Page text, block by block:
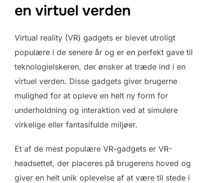
en virtuel verden
Virtual reality (VR) gadgets er blevet utroligt
populære i de senere år og er en perfekt gave til
teknologielskeren, der ønsker at træde ind i en
virtuel verden. Disse gadgets giver brugerne
mulighed for at opleve en helt ny form for
underholdning og interaktion ved at simulere
virkelige eller fantasifulde miljøer.
Et af de mest populære VR-gadgets er VR-
headsettet, der placeres på brugerens hoved og
giver en helt unik oplevelse af at være til stede i